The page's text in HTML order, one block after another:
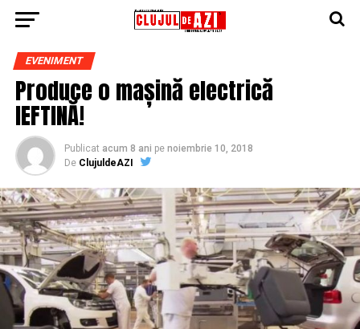
EVENIMENT
Produce o mașină electrică
IEFTINĂ!
Publicat acum 8 ani pe noiembrie 10, 2018
De ClujuldeAZI